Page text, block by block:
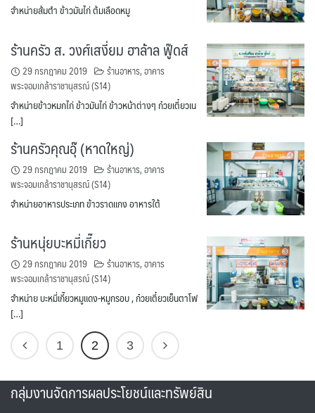
จำหน่ายส้มตำ ข้าวมันไก่ ต้มเลือดหมู
ร้านครัว ส. วงศ์เสงี่ยม ฮาล้าล ฟู๊ดส์
29 กรกฎาคม 2019 ร้านอาหาร,อาคาร
พระจอมเกล้าราชานุสรณ์ (S14)
จำหน่ายข้าวหมกไก่ ข้าวมันไก่ ข้าวหน้าต่างๆ ก๋วยเตี๋ยวเน
[…]
ร้านครัวคุณอุ๊ (หาดใหญ่)
29 กรกฎาคม 2019 ร้านอาหาร,อาคาร
พระจอมเกล้าราชานุสรณ์ (S14)
จำหน่ายอาหารประเภท ข้าวราดแกง อาหารใต้
ร้านหนุ่ยบะหมี่เกี๊ยว
29 กรกฎาคม 2019 ร้านอาหาร,อาคาร
พระจอมเกล้าราชานุสรณ์ (S14)
จำหน่าย บะหมี่เกี๊ยวหมูแดง-หมูกรอบ , ก๋วยเตี๋ยวเย็นตาโฟ
[…]
1 2 3
กลุ่มงานจัดการผลประโยชน์และทรัพย์สิน